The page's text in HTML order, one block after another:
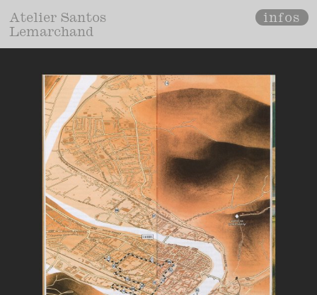
Atelier Santos
Lemarchand
infos